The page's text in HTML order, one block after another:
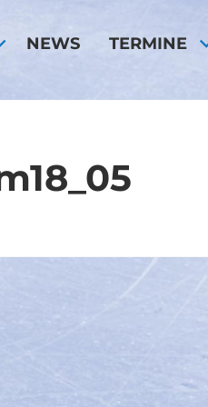
NEWS TERMINE